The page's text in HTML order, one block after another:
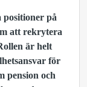
på
att rekrytera
är helt
för
pension och